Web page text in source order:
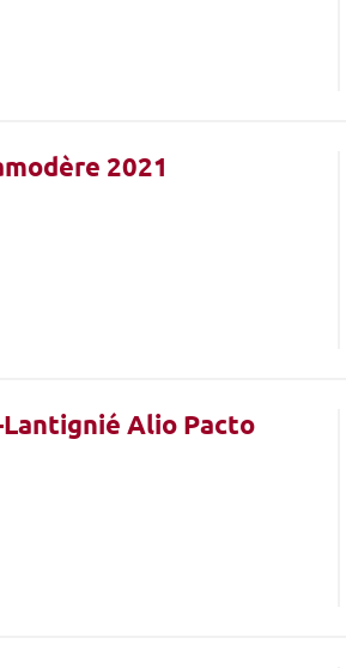
2021
Lantignié Alio Pacto